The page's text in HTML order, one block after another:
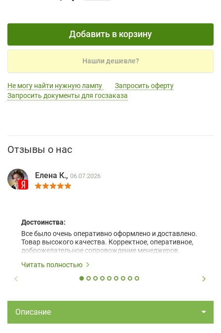
Добавить в корзину
Нашли дешевле?
Не могу найти нужную лампу
Запросить оферту
Запросить документы для госзаказа
Отзывы о нас
Елена К., 06.07.2026
Достоинства:
Все было очень оперативно оформлено и доставлено.
Товар высокого качества. Корректное, оперативное,
доброжелательное сопровождение менеджеров.
Читать полностью
Описание